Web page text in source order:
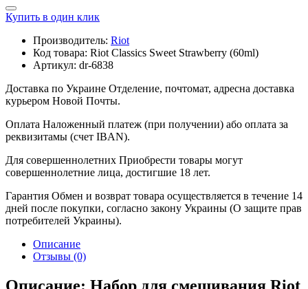
Купить в один клик
Производитель: Riot
Код товара: Riot Classics Sweet Strawberry (60ml)
Артикул: dr-6838
Доставка по Украине Отделение, почтомат, адресна доставка
курьером Новой Почты.
Оплата Наложенный платеж (при получении) або оплата за
реквизитамы (счет IBAN).
Для совершеннолетних Приобрести товары могут
совершеннолетние лица, достигшие 18 лет.
Гарантия Обмен и возврат товара осуществляется в течение 14
дней после покупки, согласно закону Украины (О защите прав
потребителей Украины).
Описание
Отзывы (0)